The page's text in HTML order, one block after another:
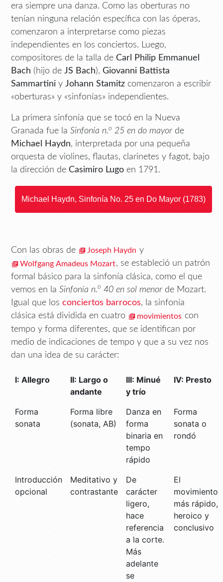
era siempre una danza. Como las oberturas no
tenían ninguna relación específica con las óperas,
comenzaron a interpretarse como piezas
independientes en los conciertos. Luego,
compositores de la talla deCarl Philip Emmanuel
Bach (hijo deJS Bach),Giovanni Battista
Sammartini yJohann Stamitz comenzaron a escribir
«oberturas» y «sinfonías» independientes.
La primera sinfonía que se tocó en la Nueva
Granada fue laSinfonía n.o 25 en do mayor de
Michael Haydn, interpretada por una pequeña
orquesta de violines, flautas, clarinetes y fagot, bajo
la dirección deCasimiro Lugo en 1791.
Michael Haydn, Sinfonía No. 25 en Do Mayor (1783)
Con las obras de Joseph Haydn y
Wolfgang Amadeus Mozart, se estableció un patrón
formal básico para la sinfonía clásica, como el que
vemos en laSinfonía n.o 40 en sol menor de Mozart.
Igual que losconciertos barrocos, la sinfonía
clásica está dividida en cuatro
movimientos con
tempo y forma diferentes, que se identifican por
medio de indicaciones de tempo y que a su vez nos
dan una idea de su carácter:
I: Allegro
II: Largo o
andante
III: Minué
y trío
IV: Presto
Forma
sonata
Forma libre
(sonata, AB)
Danza en
forma
binaria en
tempo
rápido
Forma
sonata o
rondó
Introducción
opcional
Meditativo y
contrastante
De
carácter
ligero,
hace
referencia
a la corte.
Más
adelante
se
El
movimiento
más rápido,
heroico y
conclusivo